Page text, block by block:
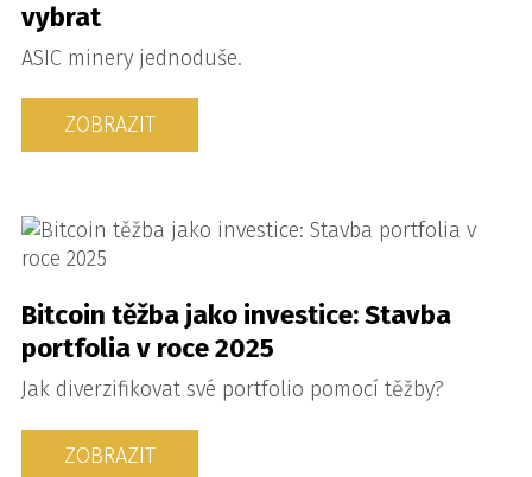
vybrat
ASIC minery jednoduše.
ZOBRAZIT
Bitcoin těžba jako investice: Stavba
portfolia v roce 2025
Jak diverzifikovat své portfolio pomocí těžby?
ZOBRAZIT